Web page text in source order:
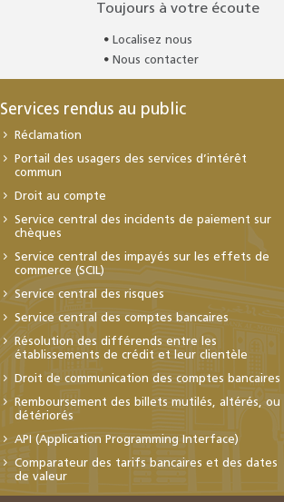
Toujours à votre écoute
Localisez nous
Nous contacter
Services rendus au public
Réclamation
Portail des usagers des services d’intérêt
commun
Droit au compte
Service central des incidents de paiement sur
chèques
Service central des impayés sur les effets de
commerce (SCIL)
Service central des risques
Service central des comptes bancaires
Résolution des différends entre les
établissements de crédit et leur clientèle
Droit de communication des comptes bancaires
Remboursement des billets mutilés, altérés, ou
détériorés
API (Application Programming Interface)
Comparateur des tarifs bancaires et des dates
de valeur